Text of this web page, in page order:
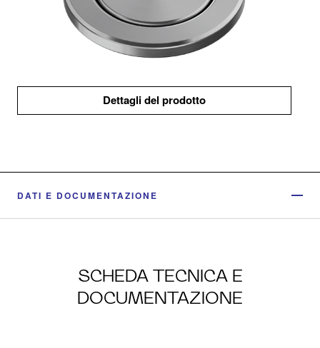
Dettagli del prodotto
DATI E DOCUMENTAZIONE
SCHEDA TECNICA E
DOCUMENTAZIONE